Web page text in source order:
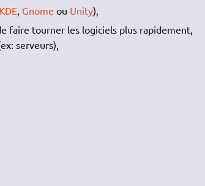
KDE Gnome ou Unity),
faire tourner les logiciels plus rapidement,
serveurs),